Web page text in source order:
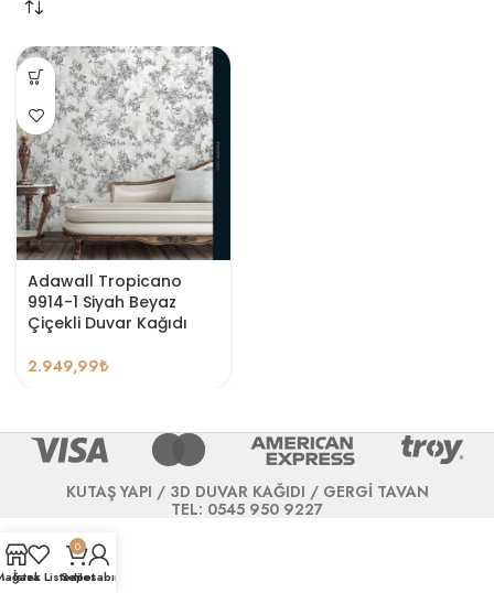
Adawall Tropicano
9914-1 Siyah Beyaz
Çiçekli Duvar Kağıdı
2.949,99₺
KUTAŞ YAPI / 3D DUVAR KAĞIDI / GERGİ TAVAN
TEL: 0545 950 9227
İstek Listesi
0
Sepet
Hesabım